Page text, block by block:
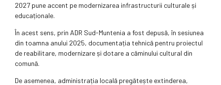
2027 pune accent pe modernizarea infrastructurii culturale și
educaționale.
În acest sens, prin ADR Sud-Muntenia a fost depusă, în sesiunea
din toamna anului 2025, documentația tehnică pentru proiectul
de reabilitare, modernizare și dotare a căminului cultural din
comună.
De asemenea, administrația locală pregătește extinderea,